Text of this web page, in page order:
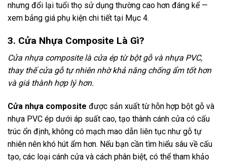
nhưng đổi lại tuổi thọ sử dụng thường cao hơn đáng kể —
xem bảng giá phụ kiện chi tiết tại Mục 4.
3. Cửa Nhựa Composite Là Gì?
Cửa nhựa composite là cửa ép từ bột gỗ và nhựa PVC,
thay thế cửa gỗ tự nhiên nhờ khả năng chống ẩm tốt hơn
và giá thành hợp lý hơn.
Cửa nhựa composite được sản xuất từ hỗn hợp bột gỗ và
nhựa PVC ép dưới áp suất cao, tạo thành cánh cửa có cấu
trúc ổn định, không có mạch mao dẫn liên tục như gỗ tự
nhiên nên khó hút ẩm hơn. Nếu bạn cần tìm hiểu sâu về cấu
tạo, các loại cánh cửa và cách phân biệt, có thể tham khảo